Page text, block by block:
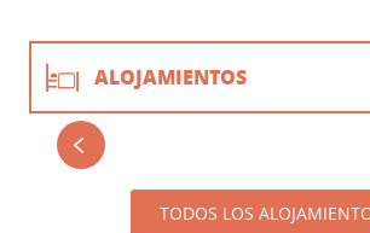
ALOJAMIENTOS
RESTAURACIÓN
ACTIVIDADES
Onet-le-Château
TODOS LOS